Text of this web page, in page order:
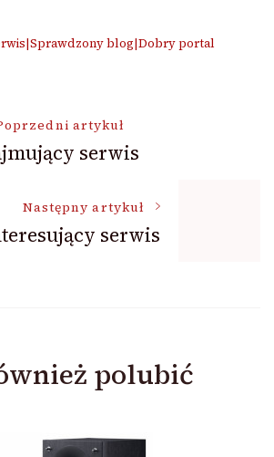
blog|Dobry portal
artykuł
serwis
Następny artykuł
serwis
polubić